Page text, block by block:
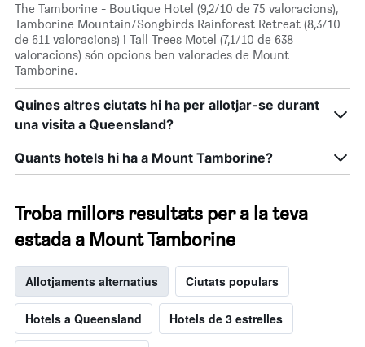
The Tamborine - Boutique Hotel (9,2/10 de 75 valoracions),
Tamborine Mountain/Songbirds Rainforest Retreat (8,3/10
de 611 valoracions) i Tall Trees Motel (7,1/10 de 638
valoracions) són opcions ben valorades de Mount
Tamborine.
Quines altres ciutats hi ha per allotjar-se durant
una visita a Queensland?
Quants hotels hi ha a Mount Tamborine?
Troba millors resultats per a la teva
estada a Mount Tamborine
Allotjaments alternatius Ciutats populars
Hotels a Queensland Hotels de 3 estrelles